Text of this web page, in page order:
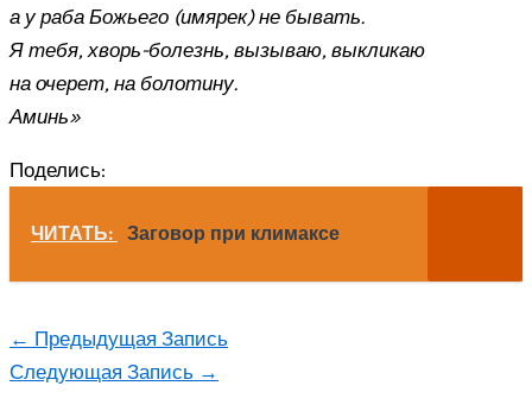
а у раба Божьего (имярек) не бывать.
Я тебя, хворь-болезнь, вызываю, выкликаю
на очерет, на болотину.
Аминь»
Поделись:
ЧИТАТЬ: Заговор при климаксе
← Предыдущая Запись
Следующая Запись →